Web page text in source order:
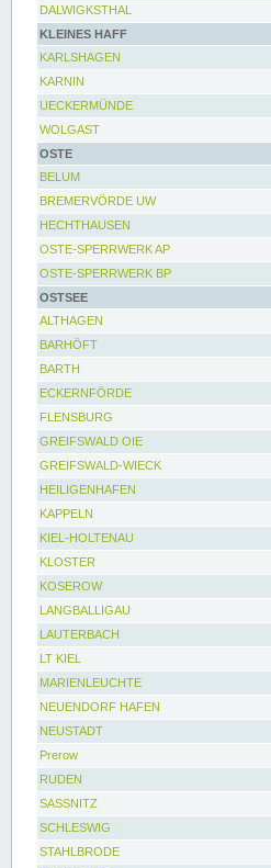
DALWIGKSTHAL
KLEINES HAFF
KARLSHAGEN
KARNIN
UECKERMÜNDE
WOLGAST
OSTE
BELUM
BREMERVÖRDE UW
HECHTHAUSEN
OSTE-SPERRWERK AP
OSTE-SPERRWERK BP
OSTSEE
ALTHAGEN
BARHÖFT
BARTH
ECKERNFÖRDE
FLENSBURG
GREIFSWALD OIE
GREIFSWALD-WIECK
HEILIGENHAFEN
KAPPELN
KIEL-HOLTENAU
KLOSTER
KOSEROW
LANGBALLIGAU
LAUTERBACH
LT KIEL
MARIENLEUCHTE
NEUENDORF HAFEN
NEUSTADT
Prerow
RUDEN
SASSNITZ
SCHLESWIG
STAHLBRODE